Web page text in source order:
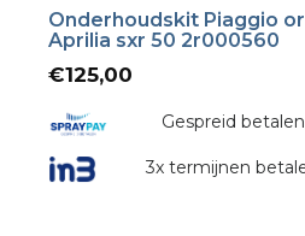
Onderhoudskit Piaggio
Aprilia sxr 50 2r000560
€125,00
Gespreid betalen
3x termijnen